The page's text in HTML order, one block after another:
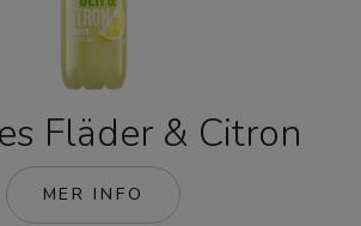
Fläder & Citron
MER INFO